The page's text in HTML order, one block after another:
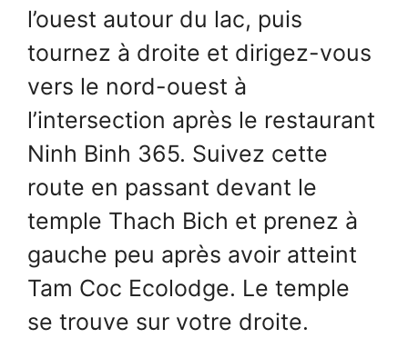
l’ouest autour du lac, puis
tournez à droite et dirigez-vous
vers le nord-ouest à
l’intersection après le restaurant
Ninh Binh 365. Suivez cette
route en passant devant le
temple Thach Bich et prenez à
gauche peu après avoir atteint
Tam Coc Ecolodge. Le temple
se trouve sur votre droite.